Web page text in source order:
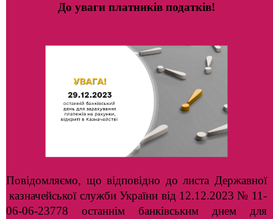
До уваги платників податків!
Повідомляємо, що відповідно до листа Державної
казначейської служби України від 12.12.2023 № 11-
06-06-23778 останнім банківським днем для